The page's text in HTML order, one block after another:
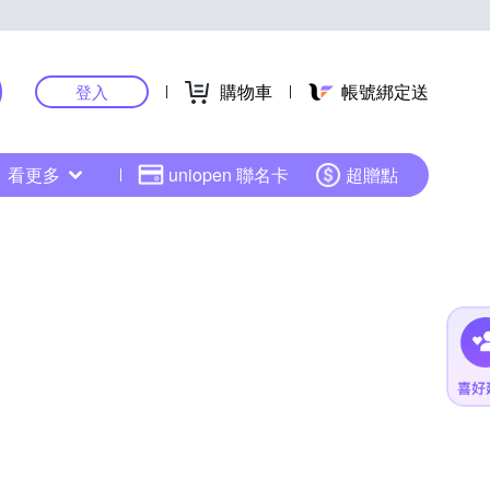
登入 購物車 帳號綁定送
看更多 uniopen 聯名卡 超贈點